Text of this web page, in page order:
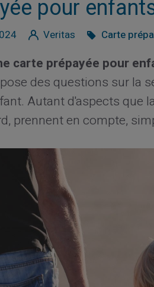
pour
Veritas Carte
carte prépayée pour
des questions sur la
Autant d'aspects que
prennent en compte,